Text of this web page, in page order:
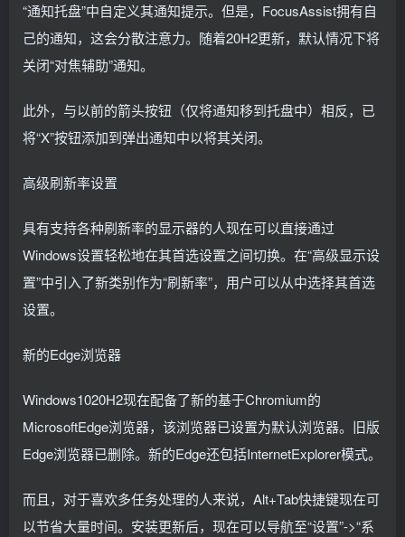
“通知托盘”中自定义其通知提示。但是，FocusAssist拥有自
己的通知，这会分散注意力。随着20H2更新，默认情况下将
关闭“对焦辅助”通知。
此外，与以前的箭头按钮（仅将通知移到托盘中）相反，已
将“X”按钮添加到弹出通知中以将其关闭。
高级刷新率设置
具有支持各种刷新率的显示器的人现在可以直接通过
Windows设置轻松地在其首选设置之间切换。在“高级显示设
置”中引入了新类别作为“刷新率”，用户可以从中选择其首选
设置。
新的Edge浏览器
Windows1020H2现在配备了新的基于Chromium的
MicrosoftEdge浏览器，该浏览器已设置为默认浏览器。旧版
Edge浏览器已删除。新的Edge还包括InternetExplorer模式。
而且，对于喜欢多任务处理的人来说，Alt+Tab快捷键现在可
以节省大量时间。安装更新后，现在可以导航至“设置”->“系